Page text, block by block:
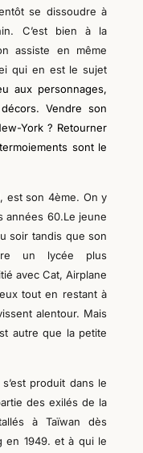
se dissoudre à
C’est bien à la
assiste en même
qui en est le sujet
aux personnages,
Vendre son
York ? Retourner
sont le
est son 4ème. On y
années 60.Le jeune
soir tandis que son
un lycée plus
avec Cat, Airplane
tout en restant à
alentour. Mais
autre que la petite
produit dans le
des exilés de la
à Taïwan dès
en 1949. et à qui le